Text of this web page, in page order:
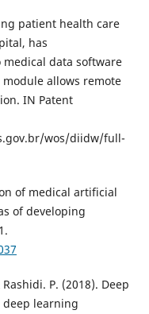
patient health care
has
data software
allows remote
IN Patent
wos/diidw/full-
of medical artificial
of developing
P. (2018). Deep
deep learning